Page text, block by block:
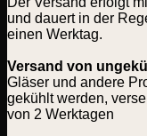
und dauert in der
einen Werktag.
Versand von
Gläser und andere
gekühlt werden,
von 2 Werktagen